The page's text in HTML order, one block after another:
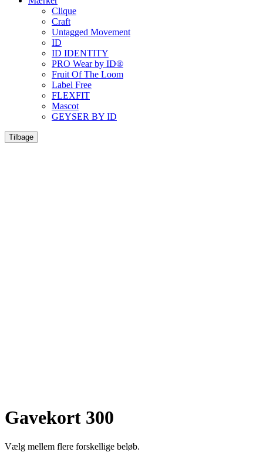
Clique
Craft
Untagged Movement
ID
ID IDENTITY
PRO Wear by ID®
Fruit Of The Loom
Label Free
FLEXFIT
Mascot
GEYSER BY ID
Tilbage
Gavekort 300
Vælg mellem flere forskellige beløb.